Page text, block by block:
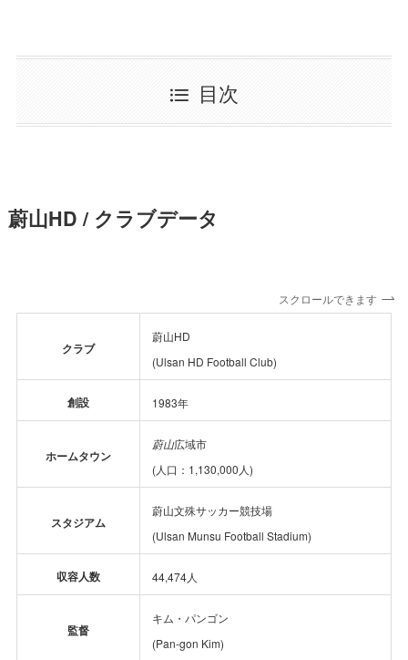
目次
蔚山HD / クラブデータ
スクロールできます
クラブ
蔚山HD
(Ulsan HD Football Club)
創設 1983年
ホームタウン
蔚山広域市
(人口：1,130,000人)
スタジアム
蔚山文殊サッカー競技場
(Ulsan Munsu Football Stadium)
収容人数 44,474人
監督
キム・パンゴン
(Pan-gon Kim)